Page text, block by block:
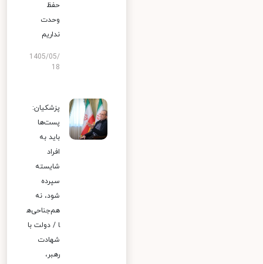
حفظ
وحدت
نداریم
1405/05/
18
پزشکیان:
پست‌ها
باید به
افراد
شایسته
سپرده
شود، نه
هم‌جناحی‌ه
ا / دولت با
شهادت
رهبر،